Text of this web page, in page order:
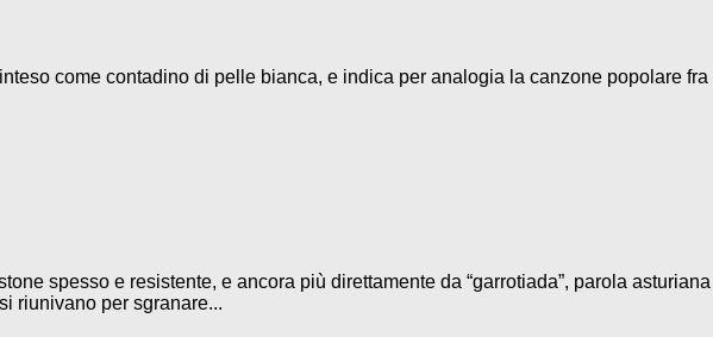
come contadino di pelle bianca, e indica per analogia la canzone popolare fra
spesso e resistente, e ancora più direttamente da “garrotiada”, parola
riunivano per sgranare...